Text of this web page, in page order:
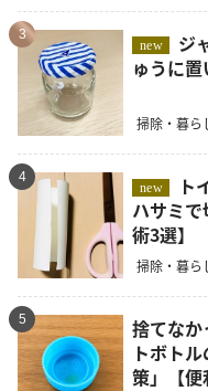
3
new
ゅうに置
掃除・暮ら
4
new
ハサミ
術3選】
掃除・暮ら
5
捨てなか
トボト
策」【便